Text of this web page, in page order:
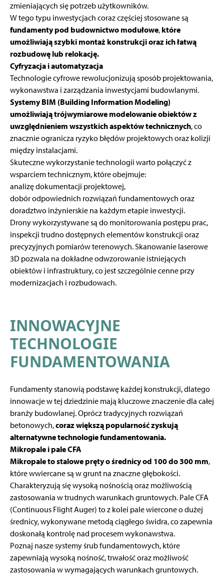
zmieniających się potrzeb użytkowników.
W tego typu inwestycjach coraz częściej stosowane są
fundamenty pod budownictwo modułowe, które
umożliwiają szybki montaż konstrukcji oraz ich łatwą
rozbudowę lub relokację.
Cyfryzacja i automatyzacja
Technologie cyfrowe rewolucjonizują sposób projektowania,
wykonawstwa i zarządzania inwestycjami budowlanymi.
Systemy BIM (Building Information Modeling)
umożliwiają trójwymiarowe modelowanie obiektów z
uwzględnieniem wszystkich aspektów technicznych, co
znacznie ogranicza ryzyko błędów projektowych oraz kolizji
między instalacjami.
Skuteczne wykorzystanie technologii warto połączyć z
wsparciem technicznym, które obejmuje:
analizę dokumentacji projektowej,
dobór odpowiednich rozwiązań fundamentowych oraz
doradztwo inżynierskie na każdym etapie inwestycji.
Drony wykorzystywane są do monitorowania postępu prac,
inspekcji trudno dostępnych elementów konstrukcji oraz
precyzyjnych pomiarów terenowych. Skanowanie laserowe
3D pozwala na dokładne odwzorowanie istniejących
obiektów i infrastruktury, co jest szczególnie cenne przy
modernizacjach i rozbudowach.
INNOWACYJNE
TECHNOLOGIE
FUNDAMENTOWANIA
Fundamenty stanowią podstawę każdej konstrukcji, dlatego
innowacje w tej dziedzinie mają kluczowe znaczenie dla całej
branży budowlanej. Oprócz tradycyjnych rozwiązań
betonowych,coraz większą popularność zyskują
alternatywne technologie fundamentowania.
Mikropale i pale CFA
Mikropale to stalowe pręty o średnicy od 100 do 300 mm,
które wwiercane są w grunt na znaczne głębokości.
Charakteryzują się wysoką nośnością oraz możliwością
zastosowania w trudnych warunkach gruntowych. Pale CFA
(Continuous Flight Auger) to z kolei pale wiercone o dużej
średnicy, wykonywane metodą ciągłego świdra, co zapewnia
doskonałą kontrolę nad procesem wykonawstwa.
Poznaj naszesystemy śrub fundamentowych, które
zapewniają wysoką nośność, trwałość oraz możliwość
zastosowania w wymagających warunkach gruntowych.